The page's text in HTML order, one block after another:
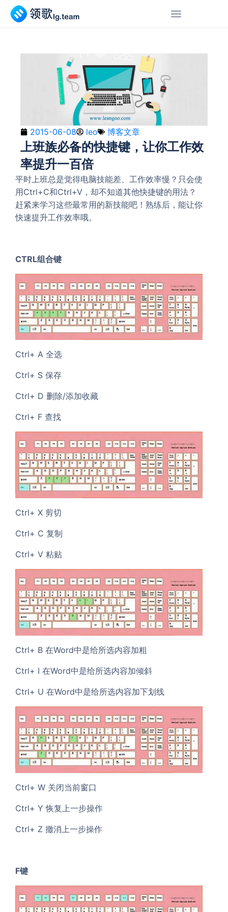
2015-06-08 leo 博客文章
上班族必备的快捷键，让你工作效
率提升一百倍
平时上班总是觉得电脑技能差、工作效率慢？只会使
用Ctrl+C和Ctrl+V，却不知道其他快捷键的用法？
赶紧来学习这些最常用的新技能吧！熟练后，能让你
快速提升工作效率哦。
CTRL组合键
Ctrl+ A 全选
Ctrl+ S 保存
Ctrl+ D 删除/添加收藏
Ctrl+ F 查找
Ctrl+ X 剪切
Ctrl+ C 复制
Ctrl+ V 粘贴
Ctrl+ B 在Word中是给所选内容加粗
Ctrl+ I 在Word中是给所选内容加倾斜
Ctrl+ U 在Word中是给所选内容加下划线
Ctrl+ W 关闭当前窗口
Ctrl+ Y 恢复上一步操作
Ctrl+ Z 撤消上一步操作
F键